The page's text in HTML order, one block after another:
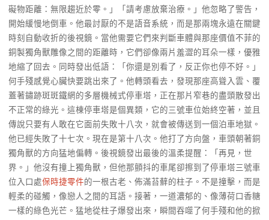
礙物距離：無限趨近於零。」「請考慮放棄治療。」他忽略了警告，
開始緩慢地倒車。他最討厭的不是語音系統，而是那兩塊永遠在關鍵
時刻自動收折的後視鏡。當他需要它們來判斷車體與那座價值不菲的
銅製獨角獸雕像之間的距離時，它們卻像兩片羞澀的耳朵一樣，優雅
地縮了回去。同時發出低語：「你還是別看了，反正你也停不好。」
何手殘感覺心臟快要跳出來了。他轉頭看去，發現那座高聳入雲、覆
蓋著鏽跡斑斑鐵網的多層機械式停車塔，正在那片窄巷的盡頭散發出
不正常的綠光。這棟停車塔是個異類，它的三號車位始終空著，並且
傳說只要有人敢在它面前失敗十八次，就會被傳送到一個泊車地獄。
他已經失敗了十七次。現在是第十八次。他打了方向盤，車頭朝著銅
獨角獸的方向猛地偏轉。後視鏡發出最後的溫柔提醒：「再見，世
界。」他沒有撞上獨角獸，但他那顫抖的車尾卻擦到了停車塔三號車
位入口處保時捷零件的一根古老、佈滿苔蘚的柱子。不是撞擊，而是
輕柔的碰觸，像戀人之間的耳語。接著，一道濃郁的、像薄荷口香糖
一樣的綠色光芒。猛地從柱子爆發出來，瞬間吞噬了何手殘和他的掀